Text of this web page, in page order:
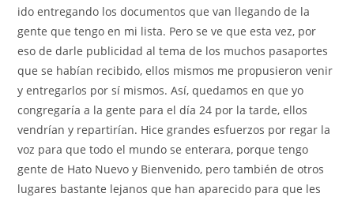
ido entregando los documentos que van llegando de la
gente que tengo en mi lista. Pero se ve que esta vez, por
eso de darle publicidad al tema de los muchos pasaportes
que se habían recibido, ellos mismos me propusieron venir
y entregarlos por sí mismos. Así, quedamos en que yo
congregaría a la gente para el día 24 por la tarde, ellos
vendrían y repartirían. Hice grandes esfuerzos por regar la
voz para que todo el mundo se enterara, porque tengo
gente de Hato Nuevo y Bienvenido, pero también de otros
lugares bastante lejanos que han aparecido para que les